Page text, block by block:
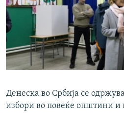
Денеска во Србија се
избори во повеќе општини и